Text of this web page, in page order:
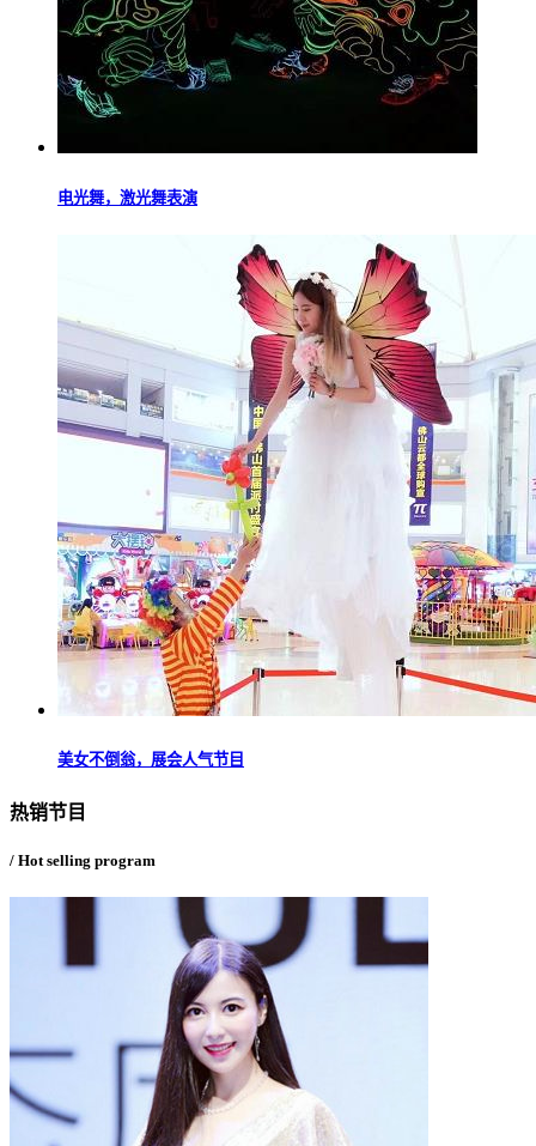
电光舞，激光舞表演
美女不倒翁，展会人气节目
热销节目
/ Hot selling program